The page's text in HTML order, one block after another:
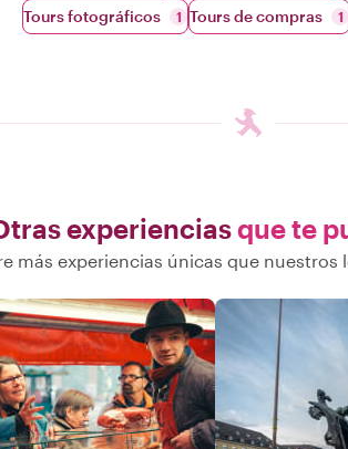
Tours fotográficos 1 Tours de compras 1
experienciasque te
más experiencias únicas que